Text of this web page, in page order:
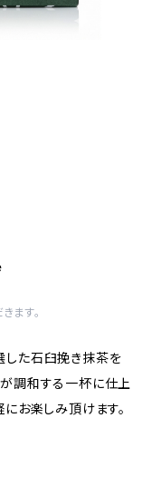
ます。
した石臼挽き抹茶を
調和する一杯に仕上
お楽しみ頂けます。